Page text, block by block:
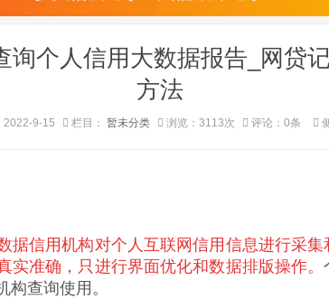
询个人信用大数据报告_网贷
方法
2022-9-15 栏目： 暂未分类 浏览：3113次 评论：0条
据信用机构对个人互联网信用信息进行采
实准确，只进行界面优化和数据排版操作。
构查询使用。